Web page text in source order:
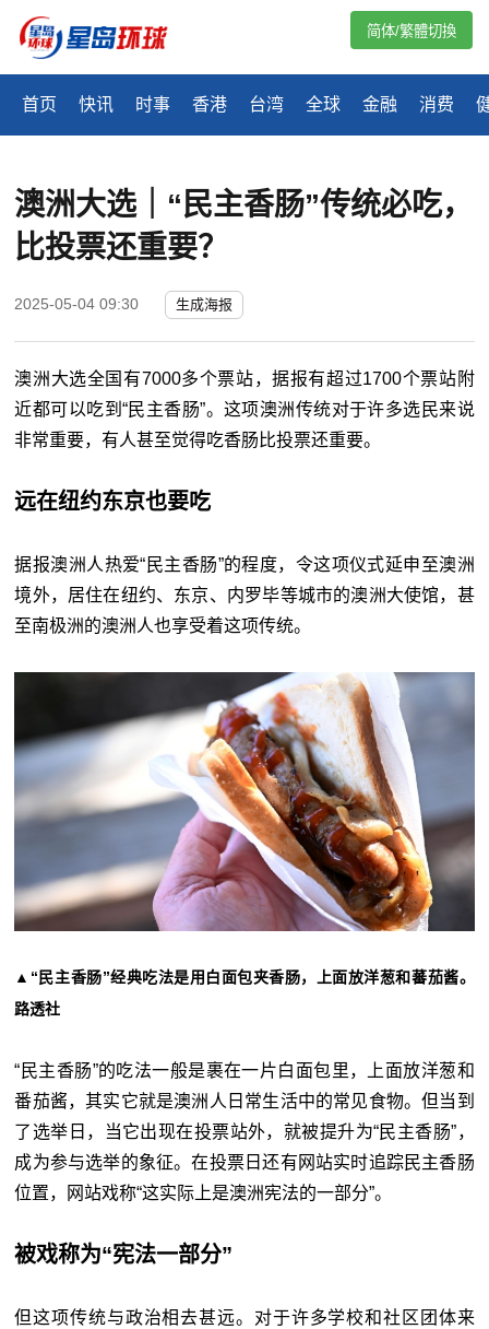
首页 快讯 时事 香港 台湾 全球 金融 消费
简体/繁體切換
澳洲大选｜“民主香肠”传统必吃，
比投票还重要？
2025-05-04 09:30 生成海报
澳洲大选全国有7000多个票站，据报有超过1700个票站附
近都可以吃到“民主香肠”。这项澳洲传统对于许多选民来说
非常重要，有人甚至觉得吃香肠比投票还重要。
远在纽约东京也要吃
据报澳洲人热爱“民主香肠”的程度，令这项仪式延申至澳洲
境外，居住在纽约、东京、内罗毕等城市的澳洲大使馆，甚
至南极洲的澳洲人也享受着这项传统。
▲“民主香肠”经典吃法是用白面包夹香肠，上面放洋葱和蕃茄酱。
路透社
“民主香肠”的吃法一般是裹在一片白面包里，上面放洋葱和
番茄酱，其实它就是澳洲人日常生活中的常见食物。但当到
了选举日，当它出现在投票站外，就被提升为“民主香肠”，
成为参与选举的象征。在投票日还有网站实时追踪民主香肠
位置，网站戏称“这实际上是澳洲宪法的一部分”。
被戏称为“宪法一部分”
但这项传统与政治相去甚远。对于许多学校和社区团体来